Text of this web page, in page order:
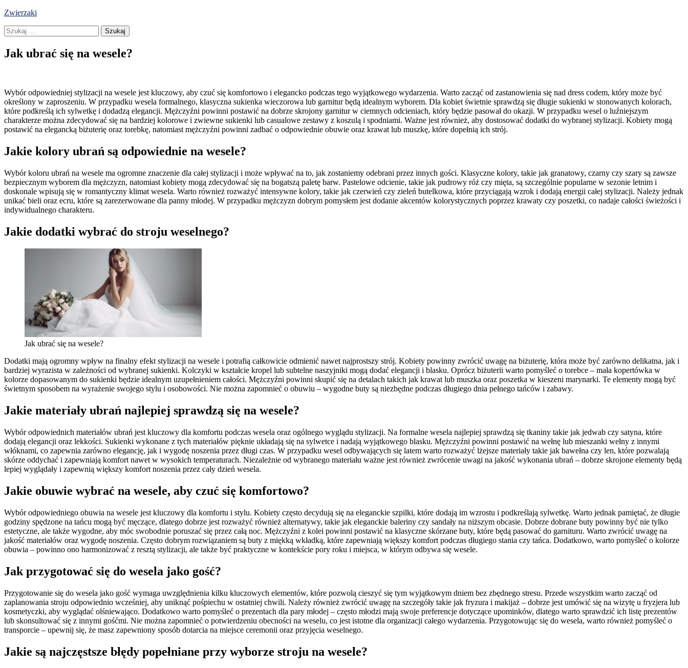
Skip
content
Zwierzaki
Szukaj:
Jak ubrać się na wesele?
Wybór odpowiedniej stylizacji na wesele jest kluczowy, aby czuć się komfortowo i elegancko podczas tego wyjątkowego wydarzenia. Warto zacząć od zastanowienia się nad dress codem, który może być
określony w zaproszeniu. W przypadku wesela formalnego, klasyczna sukienka wieczorowa lub garnitur będą idealnym wyborem. Dla kobiet świetnie sprawdzą się długie sukienki w stonowanych kolorach,
które podkreślą ich sylwetkę i dodadzą elegancji. Mężczyźni powinni postawić na dobrze skrojony garnitur w ciemnych odcieniach, który będzie pasował do okazji. W przypadku wesel o luźniejszym
charakterze można zdecydować się na bardziej kolorowe i zwiewne sukienki lub casualowe zestawy z koszulą i spodniami. Ważne jest również, aby dostosować dodatki do wybranej stylizacji. Kobiety mogą
postawić na elegancką biżuterię oraz torebkę, natomiast mężczyźni powinni zadbać o odpowiednie obuwie oraz krawat lub muszkę, które dopełnią ich strój.
Jakie kolory ubrań są odpowiednie na wesele?
Wybór koloru ubrań na wesele ma ogromne znaczenie dla całej stylizacji i może wpływać na to, jak zostaniemy odebrani przez innych gości. Klasyczne kolory, takie jak granatowy, czarny czy szary są zawsze
bezpiecznym wyborem dla mężczyzn, natomiast kobiety mogą zdecydować się na bogatszą paletę barw. Pastelowe odcienie, takie jak pudrowy róż czy mięta, są szczególnie popularne w sezonie letnim i
doskonale wpisują się w romantyczny klimat wesela. Warto również rozważyć intensywne kolory, takie jak czerwień czy zieleń butelkowa, które przyciągają wzrok i dodają energii całej stylizacji. Należy jednak
unikać bieli oraz ecru, które są zarezerwowane dla panny młodej. W przypadku mężczyzn dobrym pomysłem jest dodanie akcentów kolorystycznych poprzez krawaty czy poszetki, co nadaje całości świeżości i
indywidualnego charakteru.
Jakie dodatki wybrać do stroju weselnego?
Jak ubrać się na wesele?
Dodatki mają ogromny wpływ na finalny efekt stylizacji na wesele i potrafią całkowicie odmienić nawet najprostszy strój. Kobiety powinny zwrócić uwagę na biżuterię, która może być zarówno delikatna, jak i
bardziej wyrazista w zależności od wybranej sukienki. Kolczyki w kształcie kropel lub subtelne naszyjniki mogą dodać elegancji i blasku. Oprócz biżuterii warto pomyśleć o torebce – mała kopertówka w
kolorze dopasowanym do sukienki będzie idealnym uzupełnieniem całości. Mężczyźni powinni skupić się na detalach takich jak krawat lub muszka oraz poszetka w kieszeni marynarki. Te elementy mogą być
świetnym sposobem na wyrażenie swojego stylu i osobowości. Nie można zapomnieć o obuwiu – wygodne buty są niezbędne podczas długiego dnia pełnego tańców i zabawy.
Jakie materiały ubrań najlepiej sprawdzą się na wesele?
Wybór odpowiednich materiałów ubrań jest kluczowy dla komfortu podczas wesela oraz ogólnego wyglądu stylizacji. Na formalne wesela najlepiej sprawdzą się tkaniny takie jak jedwab czy satyna, które
dodają elegancji oraz lekkości. Sukienki wykonane z tych materiałów pięknie układają się na sylwetce i nadają wyjątkowego blasku. Mężczyźni powinni postawić na wełnę lub mieszanki wełny z innymi
włóknami, co zapewnia zarówno elegancję, jak i wygodę noszenia przez długi czas. W przypadku wesel odbywających się latem warto rozważyć lżejsze materiały takie jak bawełna czy len, które pozwalają
skórze oddychać i zapewniają komfort nawet w wysokich temperaturach. Niezależnie od wybranego materiału ważne jest również zwrócenie uwagi na jakość wykonania ubrań – dobrze skrojone elementy będą
lepiej wyglądały i zapewnią większy komfort noszenia przez cały dzień wesela.
Jakie obuwie wybrać na wesele, aby czuć się komfortowo?
Wybór odpowiedniego obuwia na wesele jest kluczowy dla komfortu i stylu. Kobiety często decydują się na eleganckie szpilki, które dodają im wzrostu i podkreślają sylwetkę. Warto jednak pamiętać, że długie
godziny spędzone na tańcu mogą być męczące, dlatego dobrze jest rozważyć również alternatywy, takie jak eleganckie baleriny czy sandały na niższym obcasie. Dobrze dobrane buty powinny być nie tylko
estetyczne, ale także wygodne, aby móc swobodnie poruszać się przez całą noc. Mężczyźni z kolei powinni postawić na klasyczne skórzane buty, które będą pasować do garnituru. Warto zwrócić uwagę na
jakość materiałów oraz wygodę noszenia. Często dobrym rozwiązaniem są buty z miękką wkładką, które zapewniają większy komfort podczas długiego stania czy tańca. Dodatkowo, warto pomyśleć o kolorze
obuwia – powinno ono harmonizować z resztą stylizacji, ale także być praktyczne w kontekście pory roku i miejsca, w którym odbywa się wesele.
Jak przygotować się do wesela jako gość?
Przygotowanie się do wesela jako gość wymaga uwzględnienia kilku kluczowych elementów, które pozwolą cieszyć się tym wyjątkowym dniem bez zbędnego stresu. Przede wszystkim warto zacząć od
zaplanowania stroju odpowiednio wcześniej, aby uniknąć pośpiechu w ostatniej chwili. Należy również zwrócić uwagę na szczegóły takie jak fryzura i makijaż – dobrze jest umówić się na wizytę u fryzjera lub
kosmetyczki, aby wyglądać olśniewająco. Dodatkowo warto pomyśleć o prezentach dla pary młodej – często młodzi mają swoje preferencje dotyczące upominków, dlatego warto sprawdzić ich listę prezentów
lub skonsultować się z innymi gośćmi. Nie można zapomnieć o potwierdzeniu obecności na weselu, co jest istotne dla organizacji całego wydarzenia. Przygotowując się do wesela, warto również pomyśleć o
transporcie – upewnij się, że masz zapewniony sposób dotarcia na miejsce ceremonii oraz przyjęcia weselnego.
Jakie są najczęstsze błędy popełniane przy wyborze stroju na wesele?